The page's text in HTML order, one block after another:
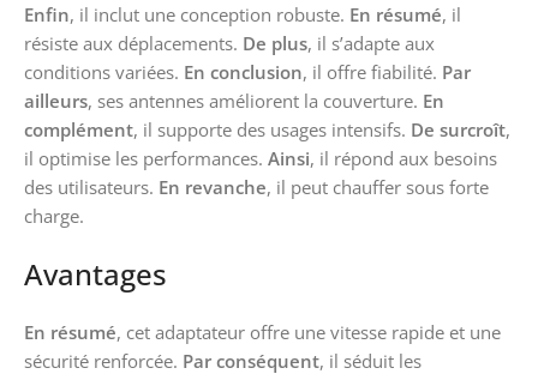
Enfin, il inclut une conception robuste. En résumé, il
résiste aux déplacements. De plus, il s’adapte aux
conditions variées. En conclusion, il offre fiabilité. Par
ailleurs, ses antennes améliorent la couverture. En
complément, il supporte des usages intensifs. De surcroît,
il optimise les performances. Ainsi, il répond aux besoins
des utilisateurs. En revanche, il peut chauffer sous forte
charge.
Avantages
En résumé, cet adaptateur offre une vitesse rapide et une
sécurité renforcée. Par conséquent, il séduit les